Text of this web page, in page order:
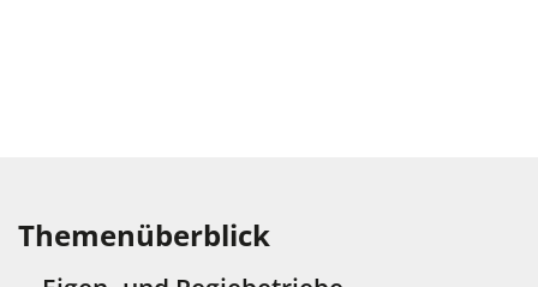
Themenüberblick